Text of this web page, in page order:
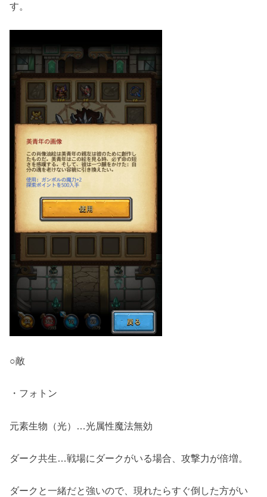
す。
○敵
・フォトン
元素生物（光）…光属性魔法無効
ダーク共生…戦場にダークがいる場合、攻撃力が倍増。
ダークと一緒だと強いので、現れたらすぐ倒した方がい